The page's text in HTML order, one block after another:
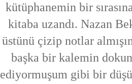
kütüphanemin bir
kitaba uzandı. Nazan
üstünü çizip notlar
başka bir kalemin
ediyormuşum gibi bir